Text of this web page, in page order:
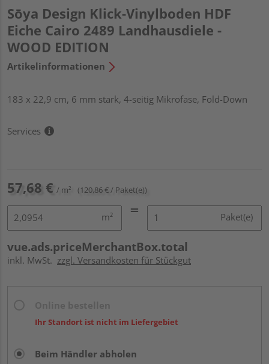
Sōya Design Klick-Vinylboden HDF
Eiche Cairo 2489 Landhausdiele -
WOOD EDITION
Artikelinformationen
183 x 22,9 cm, 6 mm stark, 4-seitig Mikrofase, Fold-Down
Services
57,68 € / m² (120,86 € / Paket(e))
m² Paket(e)
vue.ads.priceMerchantBox.total
inkl. MwSt. zzgl. Versandkosten für Stückgut
Ihr Standort ist nicht im Liefergebiet
Beim Händler abholen